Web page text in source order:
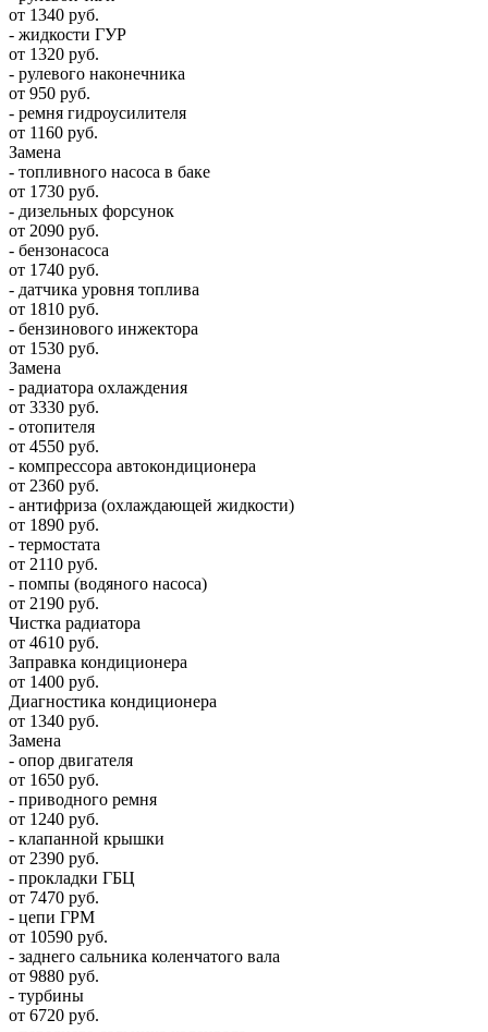
от 1340 руб.
- жидкости ГУР
от 1320 руб.
- рулевого наконечника
от 950 руб.
- ремня гидроусилителя
от 1160 руб.
Замена
- топливного насоса в баке
от 1730 руб.
- дизельных форсунок
от 2090 руб.
- бензонасоса
от 1740 руб.
- датчика уровня топлива
от 1810 руб.
- бензинового инжектора
от 1530 руб.
Замена
- радиатора охлаждения
от 3330 руб.
- отопителя
от 4550 руб.
- компрессора автокондиционера
от 2360 руб.
- антифриза (охлаждающей жидкости)
от 1890 руб.
- термостата
от 2110 руб.
- помпы (водяного насоса)
от 2190 руб.
Чистка радиатора
от 4610 руб.
Заправка кондиционера
от 1400 руб.
Диагностика кондиционера
от 1340 руб.
Замена
- опор двигателя
от 1650 руб.
- приводного ремня
от 1240 руб.
- клапанной крышки
от 2390 руб.
- прокладки ГБЦ
от 7470 руб.
- цепи ГРМ
от 10590 руб.
- заднего сальника коленчатого вала
от 9880 руб.
- турбины
от 6720 руб.